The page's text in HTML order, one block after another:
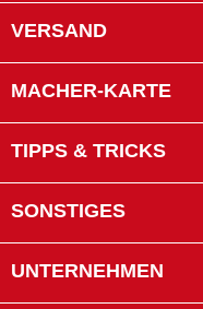
VERSAND
MACHER-KARTE
TIPPS & TRICKS
SONSTIGES
UNTERNEHMEN